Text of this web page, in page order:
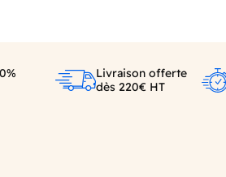
Livraison offerte
dès 220€ HT